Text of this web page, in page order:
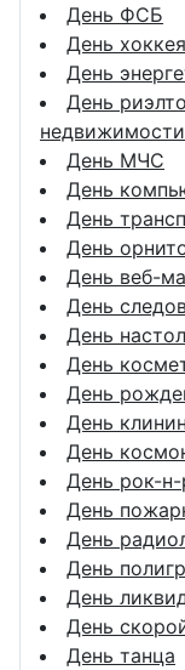
День ФСБ
День хоккея
День
День
недвижимости
День МЧС
День
День
День
День веб-
День
День
День
День
День
День
День рок-н-
День
День
День
День
День
День танца